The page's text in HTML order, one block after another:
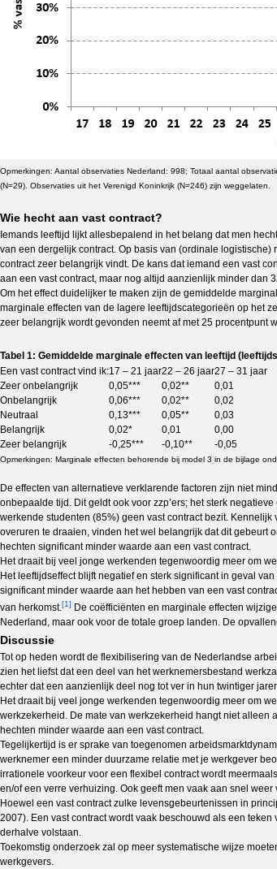
Opmerkingen: Aantal observaties Nederland: 998; Totaal aantal
(N=29). Observaties uit het Verenigd Koninkrijk (N=246) zijn weggelaten.
Wie hecht aan vast contract?
Iemands leeftijd lijkt allesbepalend in het belang dat men
van een dergelijk contract. Op basis van (ordinale
contract zeer belangrijk vindt. De kans dat iemand een vast
aan een vast contract, maar nog altijd aanzienlijk minder dan
Om het effect duidelijker te maken zijn de gemiddelde
marginale effecten van de lagere leeftijdscategorieën op het
zeer belangrijk wordt gevonden neemt af met 25 procentpunt
Tabel 1: Gemiddelde marginale effecten van leeftijd
Een vast contract vind ik:17 – 21 jaar22 – 26 jaar27 – 31 jaar
Zeer onbelangrijk
0,05*** 0,02**
0,01
Onbelangrijk
0,06*** 0,02**
0,02
Neutraal
0,13*** 0,05**
0,03
Belangrijk
0,02* 0,01
0,00
Zeer belangrijk
-0,25*** -0,10** -0,05
Opmerkingen: Marginale effecten behorende bij model 3 in de bijlage
De effecten van alternatieve verklarende factoren zijn niet
onbepaalde tijd. Dit geldt ook voor zzp’ers; het sterk
werkende studenten (85%) geen vast contract bezit.
overuren te draaien, vinden het wel belangrijk dat dit gebeurt
hechten significant minder waarde aan een vast contract.
Het draait bij veel jonge werkenden tegenwoordig meer om
Het leeftijdseffect blijft negatief en sterk significant in geval
significant minder waarde aan het hebben van een vast
van herkomst.[1] De coëfficiënten en marginale effecten
Nederland, maar ook voor de totale groep landen. De
Discussie
Tot op heden wordt de flexibilisering van de Nederlandse
zien het liefst dat een deel van het werknemersbestand
echter dat een aanzienlijk deel nog tot ver in hun twintiger
Het draait bij veel jonge werkenden tegenwoordig meer om
werkzekerheid. De mate van werkzekerheid hangt niet
hechten minder waarde aan een vast contract.
Tegelijkertijd is er sprake van toegenomen
werknemer een minder duurzame relatie met je werkgever
irrationele voorkeur voor een flexibel contract wordt
en/of een verre verhuizing. Ook geeft men vaak aan snel
Hoewel een vast contract zulke levensgebeurtenissen in
2007). Een vast contract wordt vaak beschouwd als een
derhalve volstaan.
Toekomstig onderzoek zal op meer systematische wijze
werkgevers.